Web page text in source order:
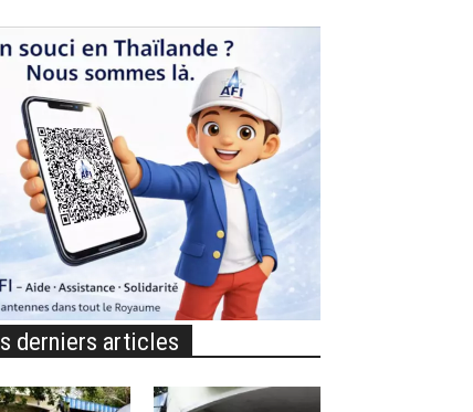
derniers articles